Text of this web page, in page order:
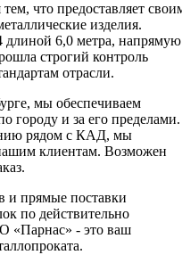
что предоставляет
изделия.
длиной 6,0 метра, напрямую
строгий контроль
отрасли.
мы обеспечиваем
городу и за его пределами.
рядом с КАД, мы
клиентам. Возможен
и прямые поставки
по действительно
«Парнас» - это ваш